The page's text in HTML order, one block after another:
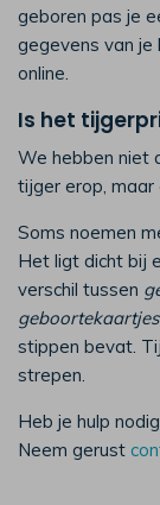
geboren pas je
gegevens van
online.
Is het
We hebben niet
tijger erop, maar
Soms noemen
Het ligt dicht bij
verschil tussen
stippen bevat.
strepen.
Heb je hulp
Neem gerust